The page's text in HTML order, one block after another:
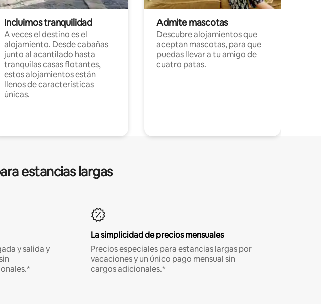
Incluimos tranquilidad
A veces el destino es el
alojamiento. Desde cabañas
junto al acantilado hasta
tranquilas casas flotantes,
estos alojamientos están
llenos de características
únicas.
Admite mascotas
Descubre alojamientos que
aceptan mascotas, para que
puedas llevar a tu amigo de
cuatro patas.
estancias largas
y salida y
La simplicidad de precios mensuales
Precios especiales para estancias largas por
vacaciones y un único pago mensual sin
cargos adicionales.*